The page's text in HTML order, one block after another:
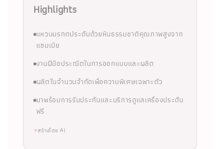
Highlights
แหวนมรกตประดับด้วยหินธรรมชาติคุณภาพสูงจาก
แซมเบีย
งานฝีมือประณีตในการออกแบบและผลิต
ผลิตในจำนวนจำกัดเพื่อความพิเศษเฉพาะตัว
มาพร้อมการรับประกันและบริการดูแลเครื่องประดับ
ฟรี
✦สร้างโดย AI